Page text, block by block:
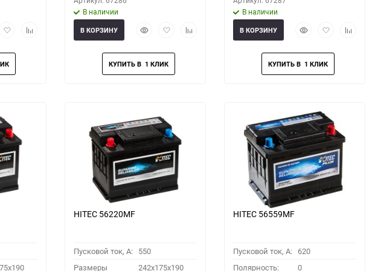
Добавить
В наличии
БыстрыйДобавить
избранное
Добавить
В КОРЗИНУ
В наличии
БыстрыйДобавить
избранное
Добавить
В КОРЗИНУ
HITEC 56220MF
Пусковой ток, A: 550
Размеры
242x175x190
HITEC 56559MF
Пусковой ток, A: 620
Полярность:
0